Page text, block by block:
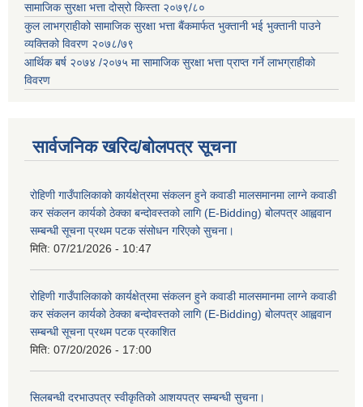
सामाजिक सुरक्षा भत्ता दोस्रो किस्ता २०७९/८०
कुल लाभग्राहीको सामाजिक सुरक्षा भत्ता बैंकमार्फत भुक्तानी भई भुक्तानी पाउने
व्यक्तिको विवरण २०७८/७९
आर्थिक बर्ष २०७४ /२०७५ मा सामाजिक सुरक्षा भत्ता प्राप्त गर्ने लाभग्राहीको
विवरण
सार्वजनिक खरिद/बोलपत्र सूचना
रोहिणी गाउँपालिकाको कार्यक्षेत्रमा संकलन हुने कवाडी मालसमानमा लाग्ने कवाडी
कर संकलन कार्यको ठेक्का बन्दोवस्तको लागि (E-Bidding) बोलपत्र आह्ववान
सम्बन्धी सूचना प्रथम पटक संसोधन गरिएको सुचना।
मिति: 07/21/2026 - 10:47
रोहिणी गाउँपालिकाको कार्यक्षेत्रमा संकलन हुने कवाडी मालसमानमा लाग्ने कवाडी
कर संकलन कार्यको ठेक्का बन्दोवस्तको लागि (E-Bidding) बोलपत्र आह्ववान
सम्बन्धी सूचना प्रथम पटक प्रकाशित
मिति: 07/20/2026 - 17:00
सिलबन्धी दरभाउपत्र स्वीकृतिको आशयपत्र सम्बन्धी सुचना।